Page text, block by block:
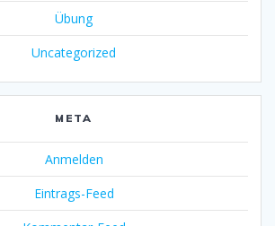
Übung
Uncategorized
META
Anmelden
Eintrags-Feed